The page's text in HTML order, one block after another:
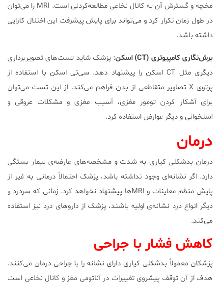
مخچه و گسترش آن به کانال نخاعی مطالعه‌کردنی است. MRI را می‌توان
در طول زمان تکرار کرد و می‌تواند برای پایش پیشرفت این اختلال کارایی
داشته باشد.
برش‌نگاری کامپیوتری (CT) اسکن
: پزشک شاید تست‌های تصویربرداری
دیگری مثل CT اسکن را پیشنهاد دهد. سی‌تی اسکن با استفاده از
پرتوی X تصاویر متقاطعی از بدن فراهم می‌کند. از این تست می‌توان
برای آشکار کردن تومور مغزی، آسیب مغزی و مشکلات عروقی و
استخوانی و دیگر عوارض استفاده کرد.
درمان
درمان بدشکلی کیاری به شدت و مشخصه‌های عارضه‌ی بیمار بستگی
دارد. اگر نشانه‌ای وجود نداشته باشد، پزشک احتمالاً درمانی به غیر از
پایش منظم معاینات و MRIها پیشنهاد نخواهد کرد. زمانی که سردرد و
دیگر انواع درد نشانه‌ی اولیه باشند، پزشک از داروهای درد نیز استفاده
می‌کند.
کاهش فشار با جراحی
پزشکان معمولاً بدشکلی کیاری دارای نشانه را با جراحی درمان می‌کنند.
هدف از آن توقف پیشروی تغییرات در آناتومی مغز و کانال نخاعی است